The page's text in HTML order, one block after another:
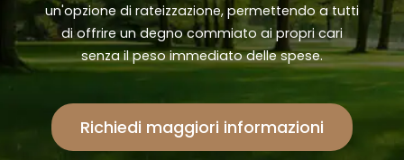
un'opzione di rateizzazione, permettendo a tutti
di offrire un degno commiato ai propri cari
senza il peso immediato delle spese.
Richiedi maggiori informazioni